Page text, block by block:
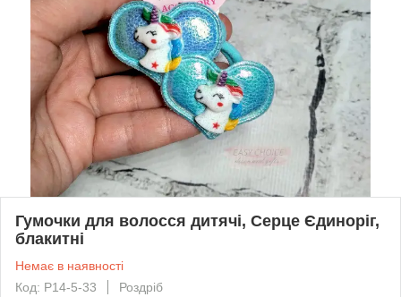
Гумочки для волосся дитячі, Серце Єдиноріг,
блакитні
Немає в наявності
Код: P14-5-33
Роздріб